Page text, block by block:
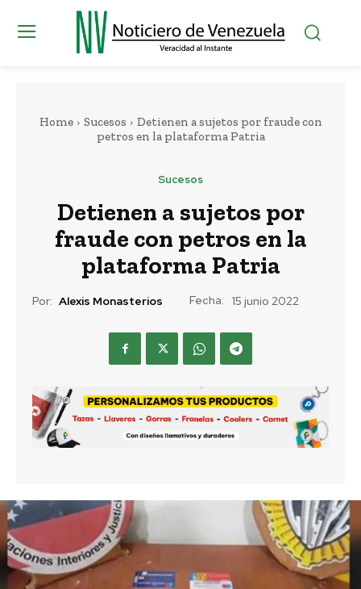
Home Sucesos
Detienen a sujetos por fraude con
petros en la plataforma Patria
Sucesos
Detienen a sujetos por
fraude con petros en la
plataforma Patria
Por: Alexis Monasterios Fecha: 15 junio 2022